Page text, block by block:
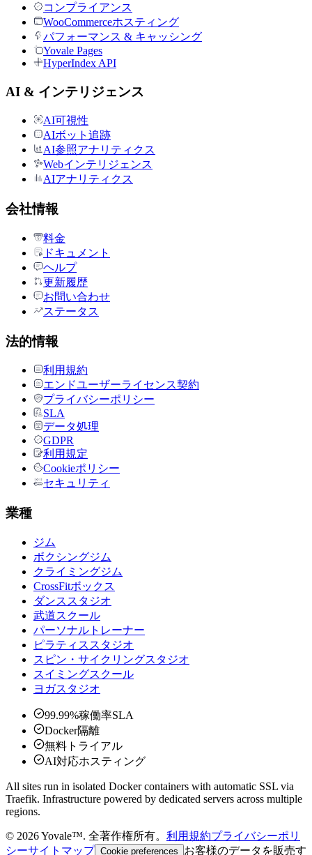
コンプライアンス
WooCommerceホスティング
パフォーマンス & キャッシング
Yovale Pages
HyperIndex API
AI & インテリジェンス
AI可視性
AIボット追跡
AI参照アナリティクス
Webインテリジェンス
AIアナリティクス
会社情報
料金
ドキュメント
ヘルプ
更新履歴
お問い合わせ
ステータス
法的情報
利用規約
エンドユーザーライセンス契約
プライバシーポリシー
SLA
データ処理
GDPR
利用規定
Cookieポリシー
セキュリティ
業種
ジム
ボクシングジム
クライミングジム
CrossFitボックス
ダンススタジオ
武道スクール
パーソナルトレーナー
ピラティススタジオ
スピン・サイクリングスタジオ
スイミングスクール
ヨガスタジオ
99.99%稼働率SLA
Docker隔離
無料トライアル
AI対応ホスティング
All sites run in isolated Docker containers with automatic SSL via
Traefik. Infrastructure powered by dedicated servers across multiple
regions.
© 2026Yovale™. 全著作権所有。 利用規約プライバシーポリ
シーサイトマップ Cookie preferences お客様のデータを販売す